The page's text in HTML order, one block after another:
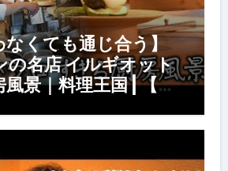
なくても通じ合う】
の名店 イルギオット
景｜料理王国 | 【厨